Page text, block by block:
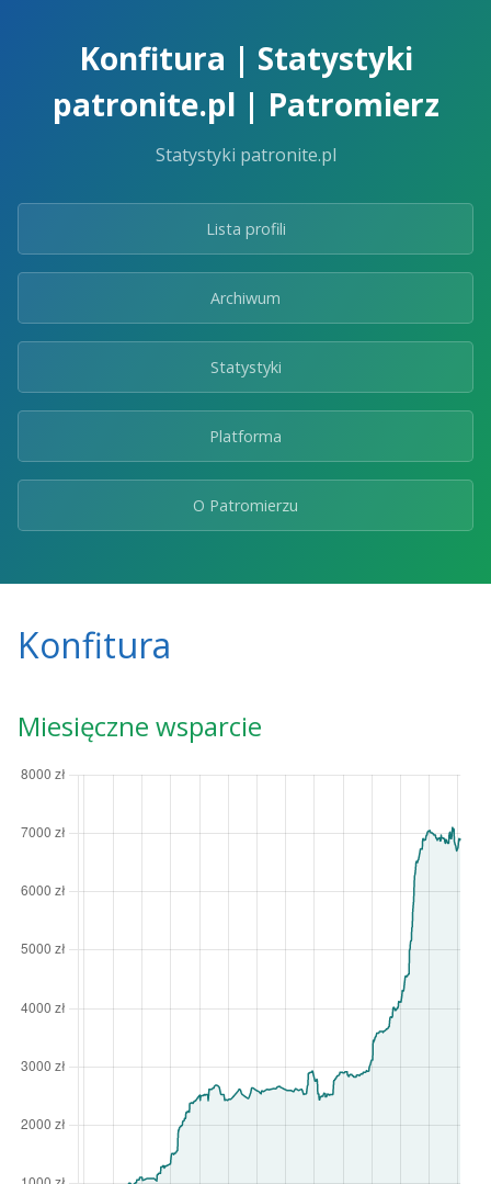
Konfitura | Statystyki
patronite.pl | Patromierz
Statystyki patronite.pl
Lista profili
Archiwum
Statystyki
Platforma
O Patromierzu
Konfitura
Miesięczne wsparcie